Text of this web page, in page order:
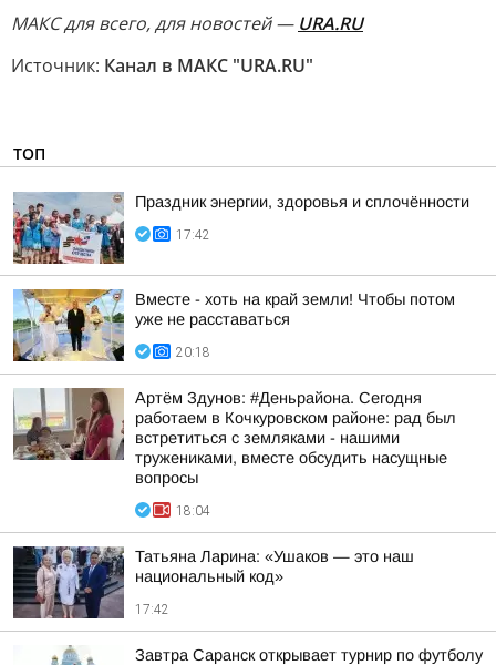
MAКС для всего, для новостей — URA.RU
Источник: Канал в МАКС "URA.RU"
ТОП
Праздник энергии, здоровья и сплочённости
17:42
Вместе - хоть на край земли! Чтобы потом
уже не расставаться
20:18
Артём Здунов: #Деньрайона. Сегодня
работаем в Кочкуровском районе: рад был
встретиться с земляками - нашими
тружениками, вместе обсудить насущные
вопросы
18:04
Татьяна Ларина: «Ушаков — это наш
национальный код»
17:42
Завтра Саранск открывает турнир по футболу